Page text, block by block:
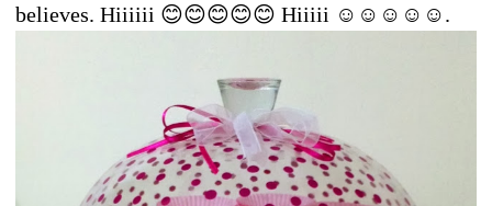
believes. Hiiiiii 😊😊😊😊😊 Hiiiii ☺☺☺☺☺.